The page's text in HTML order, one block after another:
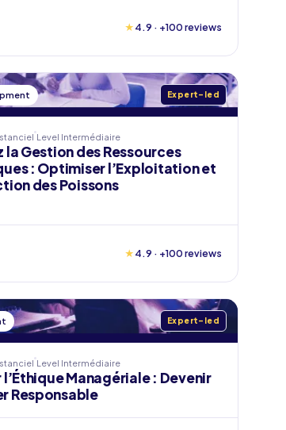
★ 4.9 · +100 reviews
Expert-led
Level Intermédiaire
la Gestion des Ressources
: Optimiser l’Exploitation et
des Poissons
★ 4.9 · +100 reviews
Expert-led
Level Intermédiaire
Managériale : Devenir
Responsable